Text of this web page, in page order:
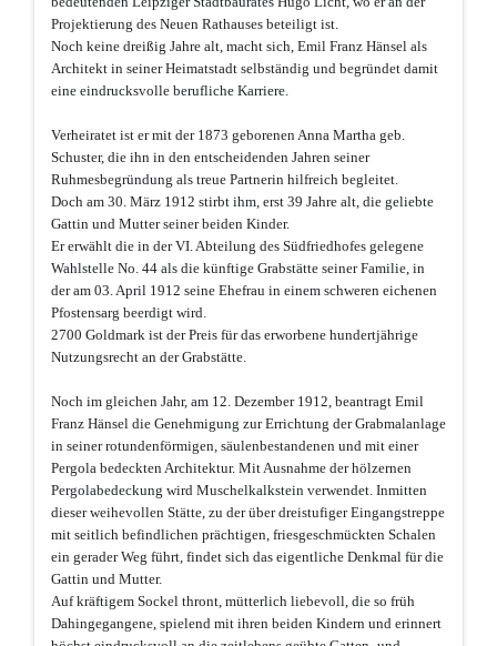
Projektierung des Neuen Rathauses beteiligt ist.
Noch keine dreißig Jahre alt, macht sich, Emil Franz Hänsel als
Architekt in seiner Heimatstadt selbständig und begründet damit
eine eindrucksvolle berufliche Karriere.
Verheiratet ist er mit der 1873 geborenen Anna Martha geb.
Schuster, die ihn in den entscheidenden Jahren seiner
Ruhmesbegründung als treue Partnerin hilfreich begleitet.
Doch am 30. März 1912 stirbt ihm, erst 39 Jahre alt, die geliebte
Gattin und Mutter seiner beiden Kinder.
Er erwählt die in der VI. Abteilung des Südfriedhofes gelegene
Wahlstelle No. 44 als die künftige Grabstätte seiner Familie, in
der am 03. April 1912 seine Ehefrau in einem schweren eichenen
Pfostensarg beerdigt wird.
2700 Goldmark ist der Preis für das erworbene hundertjährige
Nutzungsrecht an der Grabstätte.
Noch im gleichen Jahr, am 12. Dezember 1912, beantragt Emil
Franz Hänsel die Genehmigung zur Errichtung der Grabmalanlage
in seiner rotundenförmigen, säulenbestandenen und mit einer
Pergola bedeckten Architektur. Mit Ausnahme der hölzernen
Pergolabedeckung wird Muschelkalkstein verwendet. Inmitten
dieser weihevollen Stätte, zu der über dreistufiger Eingangstreppe
mit seitlich befindlichen prächtigen, friesgeschmückten Schalen
ein gerader Weg führt, findet sich das eigentliche Denkmal für die
Gattin und Mutter.
Auf kräftigem Sockel thront, mütterlich liebevoll, die so früh
Dahingegangene, spielend mit ihren beiden Kindern und erinnert